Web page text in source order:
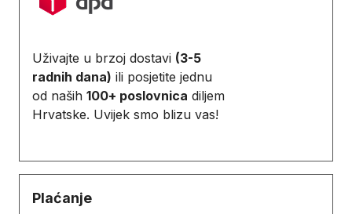
Uživajte u brzoj dostavi (3-5
radnih dana) ili posjetite jednu
od naših 100+ poslovnica diljem
Hrvatske. Uvijek smo blizu vas!
Plaćanje